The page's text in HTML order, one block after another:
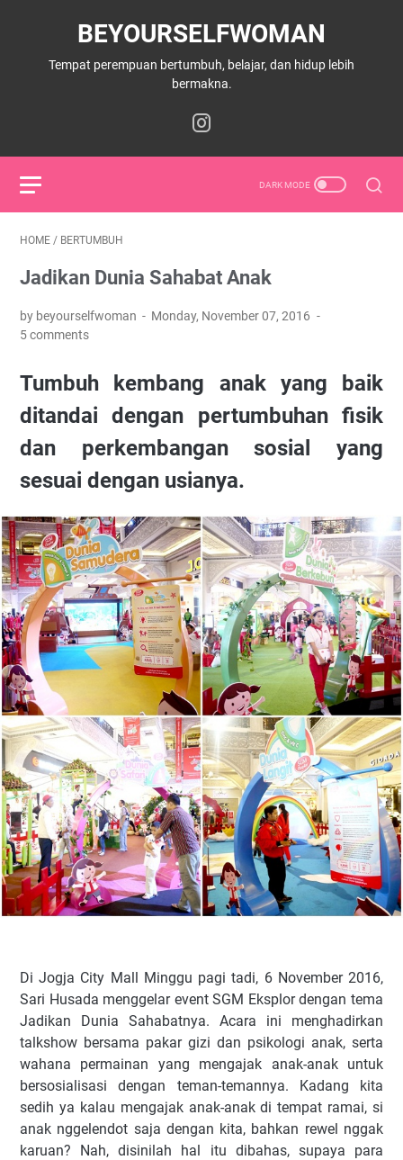
BEYOURSELFWOMAN
Tempat perempuan bertumbuh, belajar, dan hidup lebih
bermakna.
HOME / BERTUMBUH
Jadikan Dunia Sahabat Anak
by beyourselfwoman
Monday, November 07, 2016
5 comments
Tumbuh kembang anak yang baik
ditandai dengan pertumbuhan fisik
dan perkembangan sosial yang
sesuai dengan usianya.
Di Jogja City Mall Minggu pagi tadi, 6 November 2016,
Sari Husada menggelar event SGM Eksplor dengan tema
Jadikan Dunia Sahabatnya. Acara ini menghadirkan
talkshow bersama pakar gizi dan psikologi anak, serta
wahana permainan yang mengajak anak-anak untuk
bersosialisasi dengan teman-temannya. Kadang kita
sedih ya kalau mengajak anak-anak di tempat ramai, si
anak nggelendot saja dengan kita, bahkan rewel nggak
karuan? Nah, disinilah hal itu dibahas, supaya para